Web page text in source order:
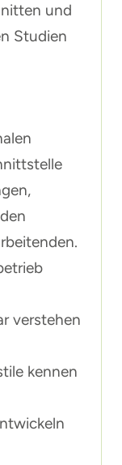
und
Studien
verstehen
kennen